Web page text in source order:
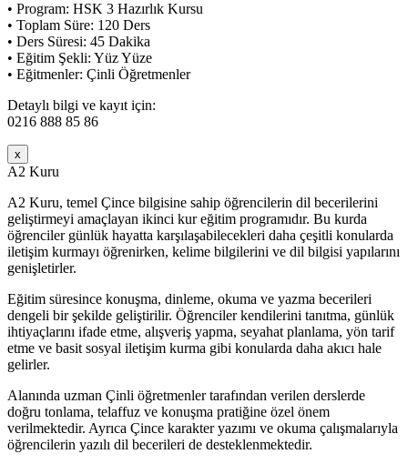
• Program: HSK 3 Hazırlık Kursu
• Toplam Süre: 120 Ders
• Ders Süresi: 45 Dakika
• Eğitim Şekli: Yüz Yüze
• Eğitmenler: Çinli Öğretmenler
Detaylı bilgi ve kayıt için:
0216 888 85 86
x
A2 Kuru
A2 Kuru, temel Çince bilgisine sahip öğrencilerin dil becerilerini
geliştirmeyi amaçlayan ikinci kur eğitim programıdır. Bu kurda
öğrenciler günlük hayatta karşılaşabilecekleri daha çeşitli konularda
iletişim kurmayı öğrenirken, kelime bilgilerini ve dil bilgisi yapılarını
genişletirler.
Eğitim süresince konuşma, dinleme, okuma ve yazma becerileri
dengeli bir şekilde geliştirilir. Öğrenciler kendilerini tanıtma, günlük
ihtiyaçlarını ifade etme, alışveriş yapma, seyahat planlama, yön tarif
etme ve basit sosyal iletişim kurma gibi konularda daha akıcı hale
gelirler.
Alanında uzman Çinli öğretmenler tarafından verilen derslerde
doğru tonlama, telaffuz ve konuşma pratiğine özel önem
verilmektedir. Ayrıca Çince karakter yazımı ve okuma çalışmalarıyla
öğrencilerin yazılı dil becerileri de desteklenmektedir.